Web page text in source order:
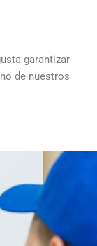
garantizar
de nuestros